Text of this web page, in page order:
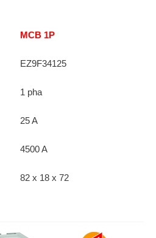
MCB 1P
EZ9F34125
1 pha
25 A
4500 A
82 x 18 x 72